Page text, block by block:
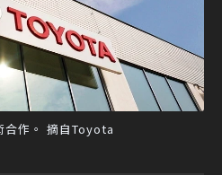
作。 摘自Toyota